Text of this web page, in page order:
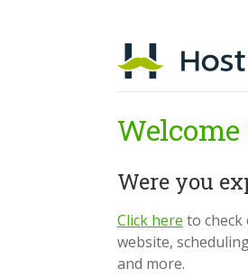
Welcome
Were you
Click here to
website,
and more.